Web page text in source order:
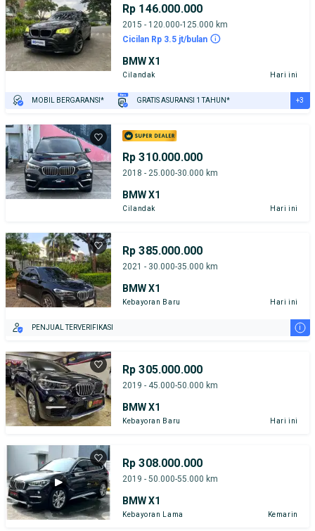
Rp 146.000.000
2015 - 120.000-125.000 km
Cicilan Rp 3.5 jt/bulan
BMW X1
Cilandak Hari ini
MOBIL BERGARANSI* GRATIS ASURANSI 1 TAHUN*
PENJUAL TERVERIFIKASI
+3
Rp 310.000.000
2018 - 25.000-30.000 km
BMW X1
Cilandak Hari ini
Rp 385.000.000
2021 - 30.000-35.000 km
BMW X1
Kebayoran Baru Hari ini
PENJUAL TERVERIFIKASI i
Rp 305.000.000
2019 - 45.000-50.000 km
BMW X1
Kebayoran Baru Hari ini
Rp 308.000.000
2019 - 50.000-55.000 km
BMW X1
Kebayoran Lama Kemarin